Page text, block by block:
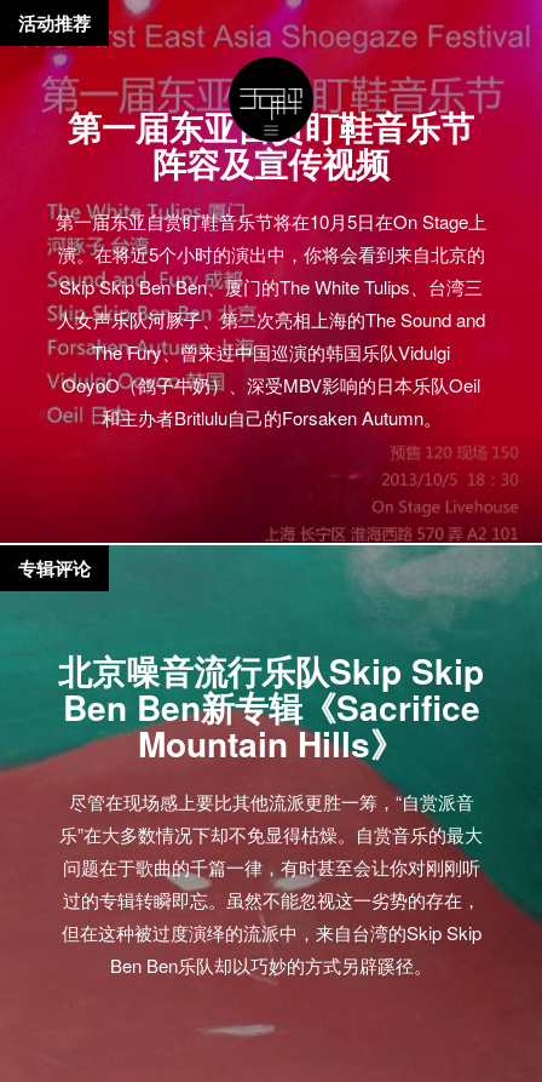
第一届东亚自赏盯鞋音乐节
阵容及宣传视频
第一届东亚自赏盯鞋音乐节将在10月5日在On Stage上
演。在将近5个小时的演出中，你将会看到来自北京的
Skip Skip Ben Ben、厦门的The White Tulips、台湾三
人女声乐队河豚子、第二次亮相上海的The Sound and
The Fury、曾来过中国巡演的韩国乐队Vidulgi
OoyoO（鸽子牛奶）、深受MBV影响的日本乐队Oeil
和主办者Britlulu自己的Forsaken Autumn。
活动推荐
北京噪音流行乐队Skip Skip
Ben Ben新专辑《Sacrifice
Mountain Hills》
尽管在现场感上要比其他流派更胜一筹，“自赏派音
乐”在大多数情况下却不免显得枯燥。自赏音乐的最大
问题在于歌曲的千篇一律，有时甚至会让你对刚刚听
过的专辑转瞬即忘。虽然不能忽视这一劣势的存在，
但在这种被过度演绎的流派中，来自台湾的Skip Skip
Ben Ben乐队却以巧妙的方式另辟蹊径。
专辑评论